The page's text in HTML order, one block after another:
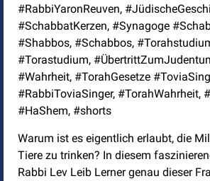
#RabbiYaronReuven,
#SchabbatKerzen, #Synagoge
#Shabbos, #Schabbos,
#Torastudium,
#Wahrheit, #TorahGesetze
#RabbiToviaSinger, #TorahWahrheit,
#HaShem, #shorts
Warum ist es eigentlich erlaubt, die
Tiere zu trinken? In diesem
Rabbi Lev Leib Lerner genau dieser